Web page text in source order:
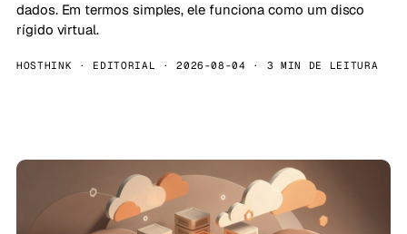
dados. Em termos simples, ele funciona como um disco
rígido virtual.
HOSTHINK · EDITORIAL · 2026-08-04 · 3 MIN DE LEITURA